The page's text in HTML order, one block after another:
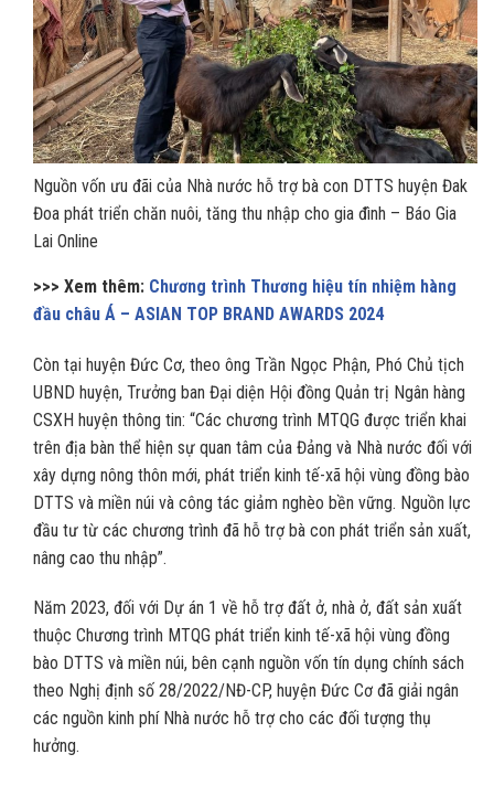
Nguồn vốn ưu đãi của Nhà nước hỗ trợ bà con DTTS huyện Đak
Đoa phát triển chăn nuôi, tăng thu nhập cho gia đình – Báo Gia
Lai Online
>>> Xem thêm: Chương trình Thương hiệu tín nhiệm hàng
đầu châu Á – ASIAN TOP BRAND AWARDS 2024
Còn tại huyện Đức Cơ, theo ông Trần Ngọc Phận, Phó Chủ tịch
UBND huyện, Trưởng ban Đại diện Hội đồng Quản trị Ngân hàng
CSXH huyện thông tin: “Các chương trình MTQG được triển khai
trên địa bàn thể hiện sự quan tâm của Đảng và Nhà nước đối với
xây dựng nông thôn mới, phát triển kinh tế-xã hội vùng đồng bào
DTTS và miền núi và công tác giảm nghèo bền vững. Nguồn lực
đầu tư từ các chương trình đã hỗ trợ bà con phát triển sản xuất,
nâng cao thu nhập”.
Năm 2023, đối với Dự án 1 về hỗ trợ đất ở, nhà ở, đất sản xuất
thuộc Chương trình MTQG phát triển kinh tế-xã hội vùng đồng
bào DTTS và miền núi, bên cạnh nguồn vốn tín dụng chính sách
theo Nghị định số 28/2022/NĐ-CP, huyện Đức Cơ đã giải ngân
các nguồn kinh phí Nhà nước hỗ trợ cho các đối tượng thụ
hưởng.